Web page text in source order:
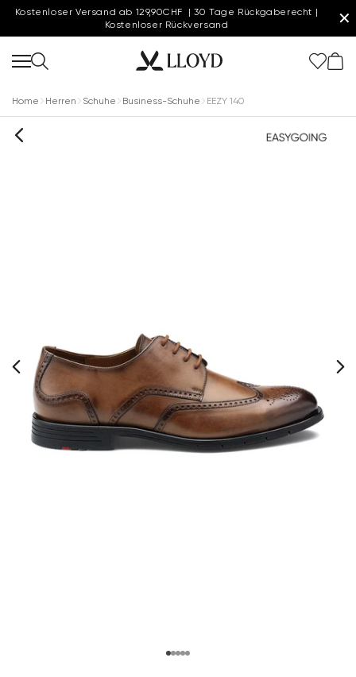
Kostenloser Versand ab 129,90CHF | 30 Tage Rückgaberecht |
Kostenloser Rückversand
✕
Home Herren Schuhe Business-Schuhe EEZY 140